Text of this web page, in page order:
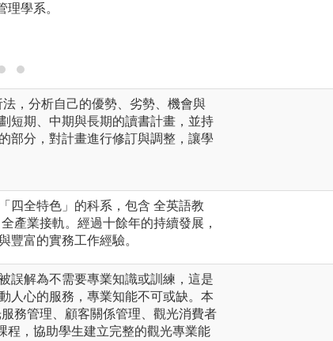
學系。
，分析自己的優勢、劣勢、機會與
短期、中期與長期的讀書計畫，並持
部分，對計畫進行修訂與調整，讓學
四全特色」的科系，包含 全英語教
產業接軌。經過十餘年的持續發展，
豐富的實務工作經驗。
誤解為不需要專業知識或訓練，這是
人心的服務，專業知能不可或缺。本
務管理、顧客關係管理、觀光消費者
程，協助學生建立完整的觀光專業能